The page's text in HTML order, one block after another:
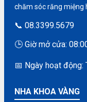
chăm sóc răng miệng
📞 08.3399.5679
🕒 Giờ mở cửa:
📅 Ngày hoạt động:
NHA KHOA VÀNG